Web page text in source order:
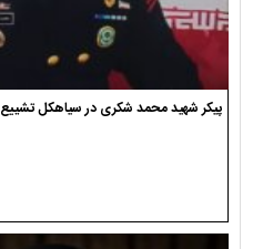
پیکر شهید محمد شکری در سیاهکل